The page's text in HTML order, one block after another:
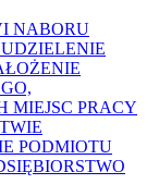
NABORU
MIEJSC PRACY
PODMIOTU